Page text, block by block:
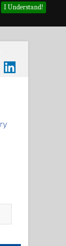
I Understand!